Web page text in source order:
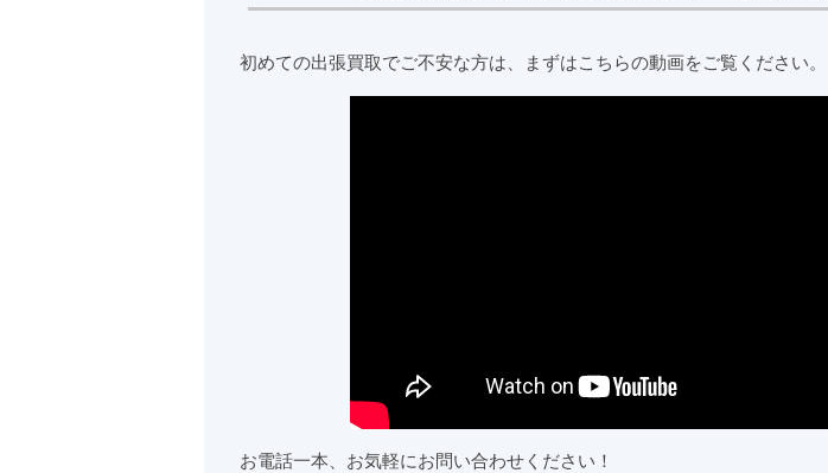
初めての出張買取でご不安な方は、まずはこちらの動画をご覧ください。
お電話一本、お気軽にお問い合わせください！